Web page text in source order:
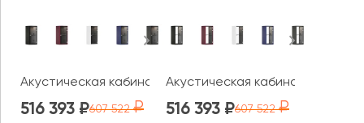
Акустическая кабина СаундКуб / SoundCube RV UNO
516 393 607 522
Акустическая кабина
516 393 607 522